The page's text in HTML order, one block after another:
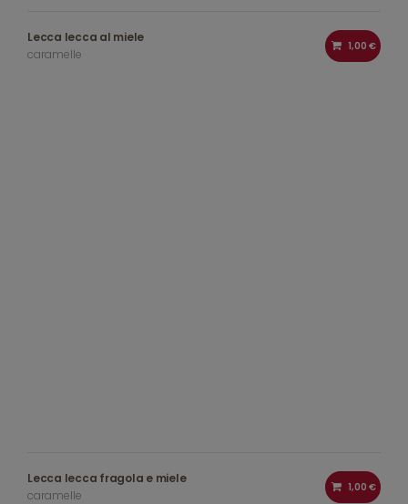
Lecca lecca al miele
caramelle
1,00 €
Lecca lecca fragola e miele
caramelle
1,00 €